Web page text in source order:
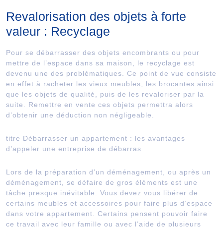
Revalorisation des objets à forte
valeur : Recyclage
Pour se débarrasser des objets encombrants ou pour
mettre de l’espace dans sa maison, le recyclage est
devenu une des problématiques. Ce point de vue consiste
en effet à racheter les vieux meubles, les brocantes ainsi
que les objets de qualité, puis de les revaloriser par la
suite. Remettre en vente ces objets permettra alors
d’obtenir une déduction non négligeable.
titre Débarrasser un appartement : les avantages
d’appeler une entreprise de débarras
Lors de la préparation d’un déménagement, ou après un
déménagement, se défaire de gros éléments est une
tâche presque inévitable. Vous devez vous libérer de
certains meubles et accessoires pour faire plus d’espace
dans votre appartement. Certains pensent pouvoir faire
ce travail avec leur famille ou avec l’aide de plusieurs